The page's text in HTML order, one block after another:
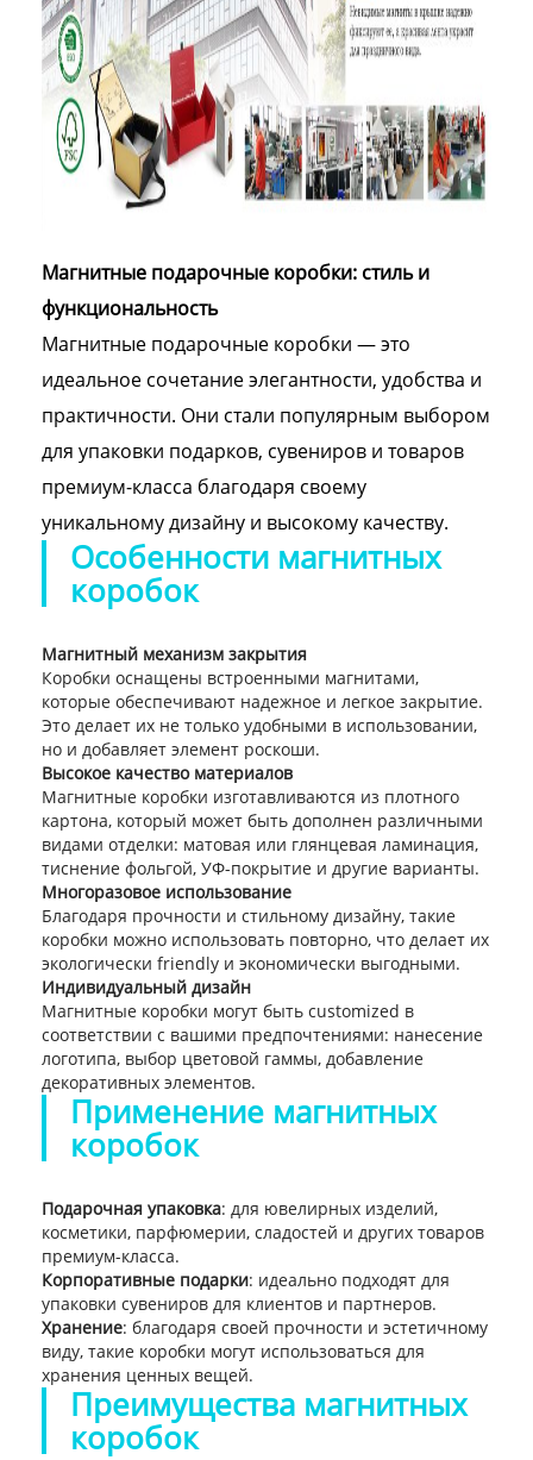
Магнитные подарочные коробки: стиль и
функциональность
Магнитные подарочные коробки — это
идеальное сочетание элегантности, удобства и
практичности. Они стали популярным выбором
для упаковки подарков, сувениров и товаров
премиум-класса благодаря своему
уникальному дизайну и высокому качеству.
Особенности магнитных
коробок
Магнитный механизм закрытия
Коробки оснащены встроенными магнитами,
которые обеспечивают надежное и легкое закрытие.
Это делает их не только удобными в использовании,
но и добавляет элемент роскоши.
Высокое качество материалов
Магнитные коробки изготавливаются из плотного
картона, который может быть дополнен различными
видами отделки: матовая или глянцевая ламинация,
тиснение фольгой, УФ-покрытие и другие варианты.
Многоразовое использование
Благодаря прочности и стильному дизайну, такие
коробки можно использовать повторно, что делает их
экологически friendly и экономически выгодными.
Индивидуальный дизайн
Магнитные коробки могут быть customized в
соответствии с вашими предпочтениями: нанесение
логотипа, выбор цветовой гаммы, добавление
декоративных элементов.
Применение магнитных
коробок
Подарочная упаковка: для ювелирных изделий,
косметики, парфюмерии, сладостей и других товаров
премиум-класса.
Корпоративные подарки: идеально подходят для
упаковки сувениров для клиентов и партнеров.
Хранение: благодаря своей прочности и эстетичному
виду, такие коробки могут использоваться для
хранения ценных вещей.
Преимущества магнитных
коробок